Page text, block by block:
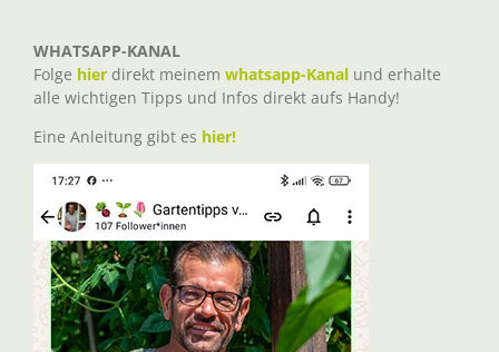
WHATSAPP-KANAL
Folge hier direkt meinem whatsapp-Kanal und erhalte
alle wichtigen Tipps und Infos direkt aufs Handy!
Eine Anleitung gibt es hier!